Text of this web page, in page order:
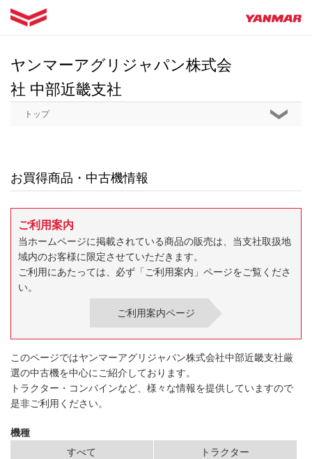
ヤンマーアグリジャパン株式会
社 中部近畿支社
トップ
お買得商品・中古機情報
ご利用案内
当ホームページに掲載されている商品の販売は、当支社取扱地
域内のお客様に限定させていただきます。
ご利用にあたっては、必ず「ご利用案内」ページをご覧くださ
い。
ご利用案内ページ
このページではヤンマーアグリジャパン株式会社中部近畿支社厳
選の中古機を中心にご紹介しております。
トラクター・コンバインなど、様々な情報を提供していますので
是非ご利用ください。
機種
すべて
トラクター